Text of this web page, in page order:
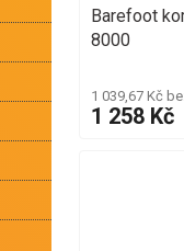
Barefoot
8000
1 039,67 Kč
1 258 Kč